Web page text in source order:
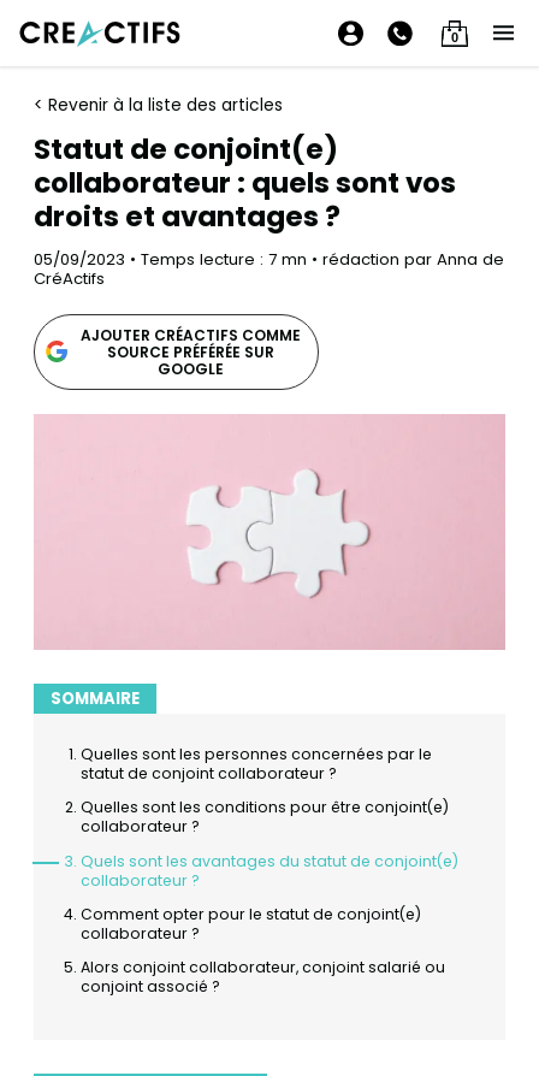
0
< Revenir à la liste des articles
Statut de conjoint(e)
collaborateur : quels sont vos
droits et avantages ?
05/09/2023 • Temps lecture : 7 mn • rédaction par Anna de
CréActifs
AJOUTER CRÉACTIFS COMME
SOURCE PRÉFÉRÉE SUR
GOOGLE
SOMMAIRE
Quelles sont les personnes concernées par le
statut de conjoint collaborateur ?
Quelles sont les conditions pour être conjoint(e)
collaborateur ?
Quels sont les avantages du statut de conjoint(e)
collaborateur ?
Comment opter pour le statut de conjoint(e)
collaborateur ?
Alors conjoint collaborateur, conjoint salarié ou
conjoint associé ?